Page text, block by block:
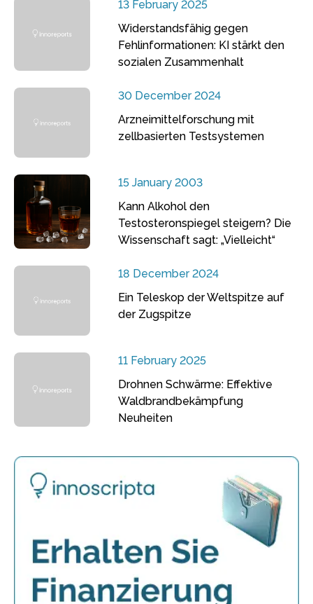
13 February 2025
Widerstandsfähig gegen
Fehlinformationen: KI stärkt den
sozialen Zusammenhalt
30 December 2024
Arzneimittelforschung mit
zellbasierten Testsystemen
15 January 2003
Kann Alkohol den
Testosteronspiegel steigern? Die
Wissenschaft sagt: „Vielleicht“
18 December 2024
Ein Teleskop der Weltspitze auf
der Zugspitze
11 February 2025
Drohnen Schwärme: Effektive
Waldbrandbekämpfung
Neuheiten